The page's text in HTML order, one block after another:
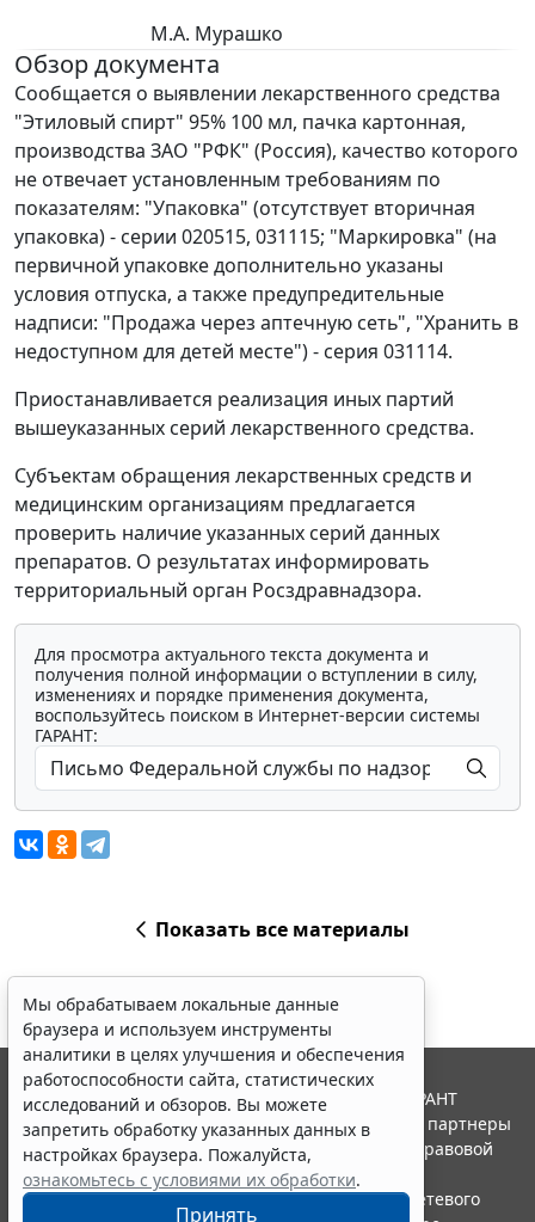
М.А. Мурашко
Обзор документа
Сообщается о выявлении лекарственного средства
"Этиловый спирт" 95% 100 мл, пачка картонная,
производства ЗАО "РФК" (Россия), качество которого
не отвечает установленным требованиям по
показателям: "Упаковка" (отсутствует вторичная
упаковка) - серии 020515, 031115; "Маркировка" (на
первичной упаковке дополнительно указаны
условия отпуска, а также предупредительные
надписи: "Продажа через аптечную сеть", "Хранить в
недоступном для детей месте") - серия 031114.
Приостанавливается реализация иных партий
вышеуказанных серий лекарственного средства.
Субъектам обращения лекарственных средств и
медицинским организациям предлагается
проверить наличие указанных серий данных
препаратов. О результатах информировать
территориальный орган Росздравнадзора.
Для просмотра актуального текста документа и
получения полной информации о вступлении в силу,
изменениях и порядке применения документа,
воспользуйтесь поиском в Интернет-версии системы
ГАРАНТ:
Показать все материалы
Мы обрабатываем локальные данные
браузера и используем инструменты
аналитики в целях улучшения и обеспечения
работоспособности сайта, статистических
исследований и обзоров. Вы можете
запретить обработку указанных данных в
настройках браузера. Пожалуйста,
ознакомьтесь с условиями их обработки.
Принять
© ООО "НПП "ГАРАНТ-СЕРВИС", 2026. Система ГАРАНТ
выпускается с 1990 года. Компания "Гарант" и ее партнеры
являются участниками Российской ассоциации правовой
информации ГАРАНТ.
Портал ГАРАНТ.РУ зарегистрирован в качестве сетевого